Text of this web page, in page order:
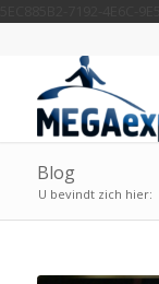
Blog
U bevindt zich hier: